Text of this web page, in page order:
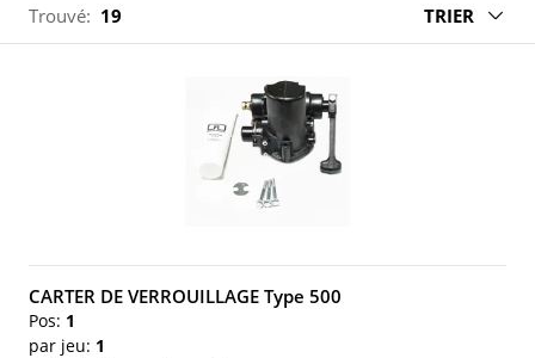
Trouvé: 19 TRIER
CARTER DE VERROUILLAGE Type 500
Pos: 1
par jeu: 1